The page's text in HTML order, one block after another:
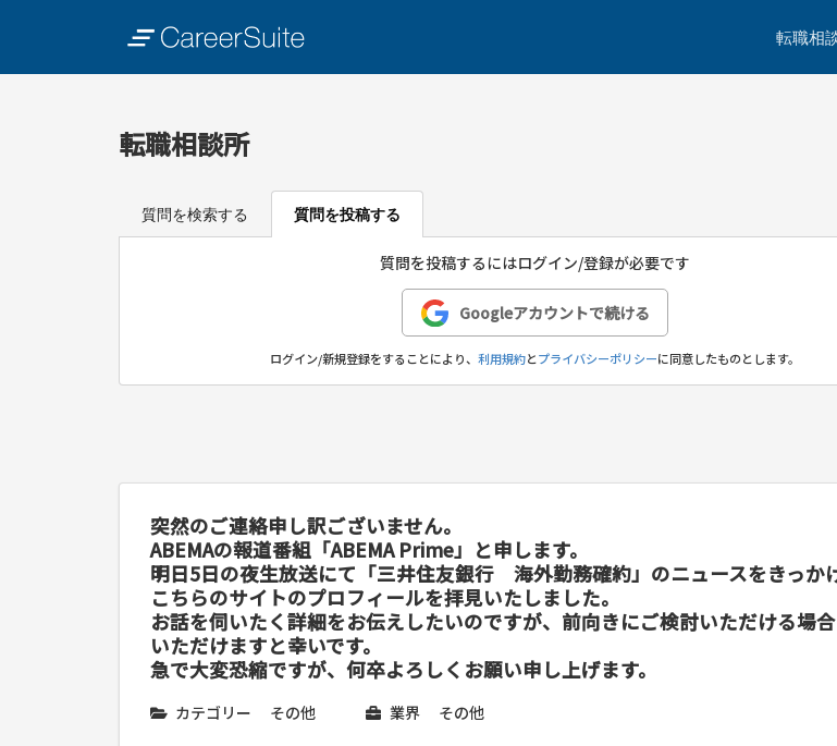
転職相
転職相談所
質問を検索する 質問を投稿する
質問を投稿するにはログイン/登録が必要です
Googleアカウントで続ける
ログイン/新規登録をすることにより、利用規約とプライバシーポリシーに同意したものとします。
突然のご連絡申し訳ございません。
ABEMAの報道番組「ABEMA Prime」と申します。
明日5日の夜生放送にて「三井住友銀行 海外勤務確約」のニュースをきっか
こちらのサイトのプロフィールを拝見いたしました。
お話を伺いたく詳細をお伝えしたいのですが、前向きにご検討いただける場
いただけますと幸いです。
急で大変恐縮ですが、何卒よろしくお願い申し上げます。
カテゴリー その他 業界 その他